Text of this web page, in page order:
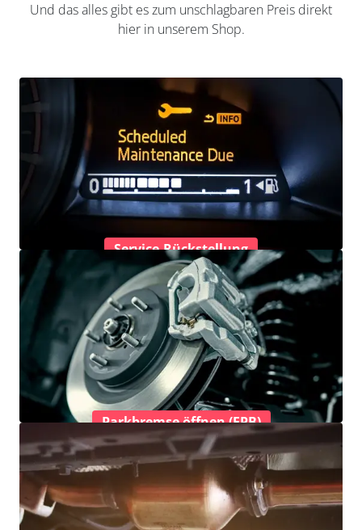
Und das alles gibt es zum unschlagbaren Preis direkt
hier in unserem Shop.
Service-Rückstellung
Parkbremse öffnen (EPB)